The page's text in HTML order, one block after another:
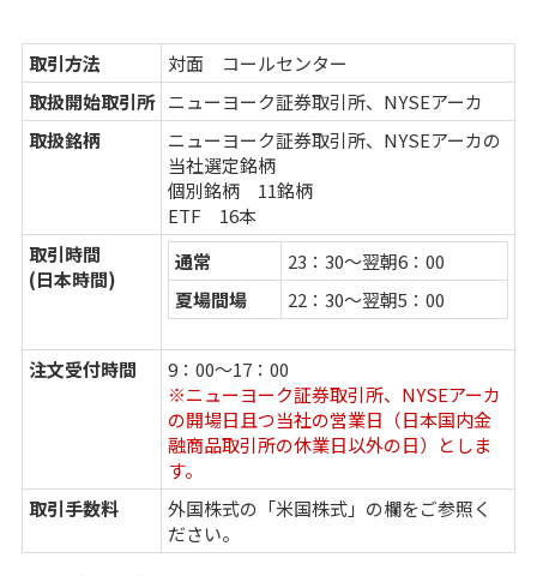
取引方法 対面 コールセンター
取扱開始取引所 ニューヨーク証券取引所、NYSEアーカ
取扱銘柄
ニューヨーク証券取引所、NYSEアーカの
当社選定銘柄
個別銘柄 11銘柄
ETF 16本
取引時間
(日本時間)
通常
23：30～翌朝6：00
夏場間場
22：30～翌朝5：00
注文受付時間
9：00～17：00
※ニューヨーク証券取引所、NYSEアーカ
の開場日且つ当社の営業日（日本国内金
融商品取引所の休業日以外の日）としま
す。
取引手数料
外国株式の「米国株式」の欄をご参照く
ださい。